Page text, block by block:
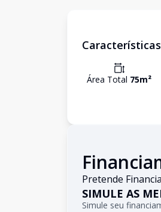
Características
Área Total 75m²
Pretende
SIMULE AS
Simule seu